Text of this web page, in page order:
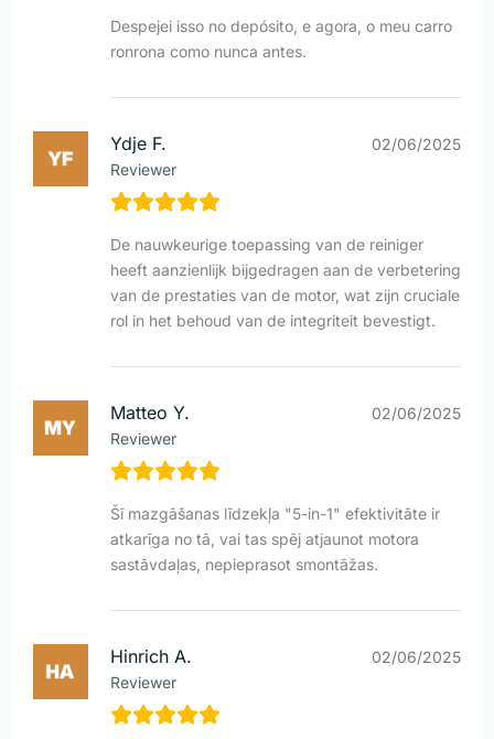
Despejei isso no depósito, e agora, o meu carro
ronrona como nunca antes.
Ydje F.
Reviewer
02/06/2025
De nauwkeurige toepassing van de reiniger
heeft aanzienlijk bijgedragen aan de verbetering
van de prestaties van de motor, wat zijn cruciale
rol in het behoud van de integriteit bevestigt.
Matteo Y.
Reviewer
02/06/2025
Šī mazgāšanas līdzekļa "5-in-1" efektivitāte ir
atkarīga no tā, vai tas spēj atjaunot motora
sastāvdaļas, nepieprasot smontāžas.
Hinrich A.
Reviewer
02/06/2025